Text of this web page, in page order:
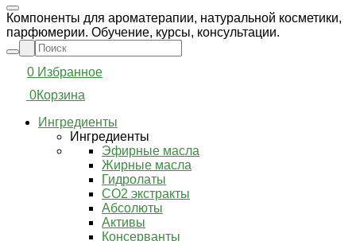
Компоненты для ароматерапии, натуральной косметики,
парфюмерии. Обучение, курсы, консультации.
0 Избранное
0Корзина
Ингредиенты
Ингредиенты
Эфирные масла
Жирные масла
Гидролаты
СО2 экстракты
Абсолюты
Активы
Консерванты